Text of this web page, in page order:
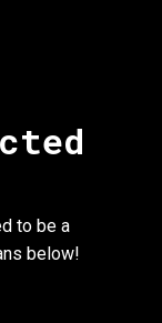
to be a
below!